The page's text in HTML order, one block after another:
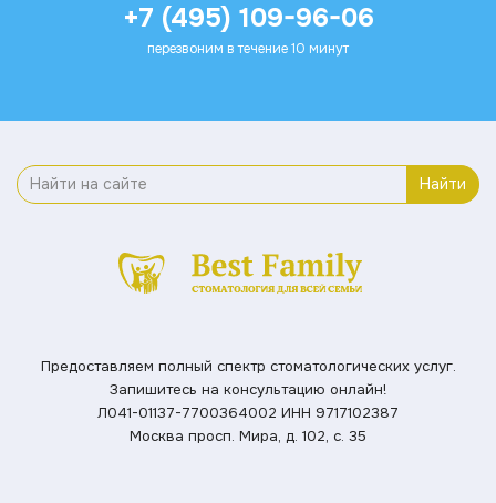
+7 (495) 109-96-06
перезвоним в течение 10 минут
Найти
Предоставляем полный спектр стоматологических услуг.
Запишитесь на консультацию онлайн!
Л041-01137-7700364002 ИНН 9717102387
Москва просп. Мира, д. 102, с. 35